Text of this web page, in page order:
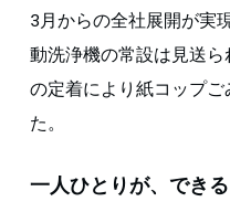
3月からの全社展開が実
動洗浄機の常設は見送
の定着により紙コップ
た。
一人ひとりが、でき